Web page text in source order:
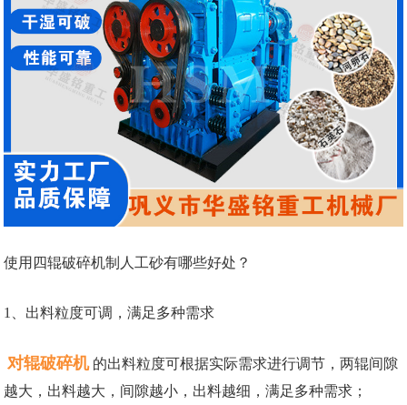
使用四辊破碎机制人工砂有哪些好处？
1、出料粒度可调，满足多种需求
对辊破碎机 的出料粒度可根据实际需求进行调节，两辊间隙
越大，出料越大，间隙越小，出料越细，满足多种需求；